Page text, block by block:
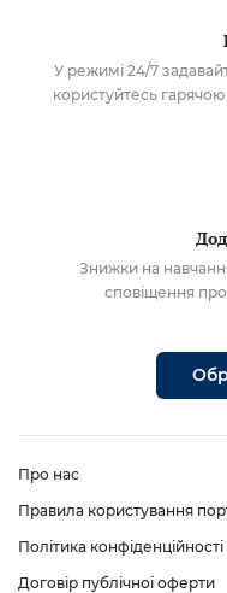
У режимі 24/7
користуйтесь гарячою
Знижки на
сповіщення про
Про нас
Правила користування
Політика конфіденційності
Договір публічної оферти